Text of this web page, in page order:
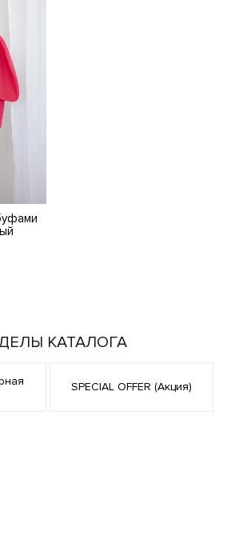
КАТАЛОГА
SPECIAL OFFER (Акция)